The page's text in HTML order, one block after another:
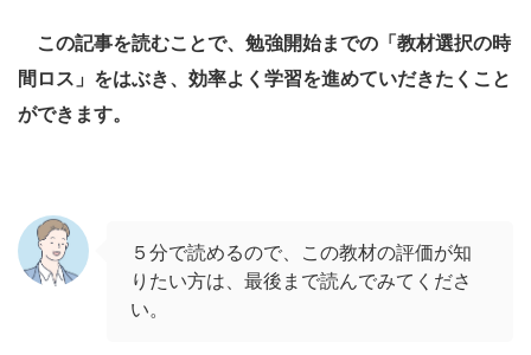
この記事を読むことで、勉強開始までの「教材選択の時
間ロス」をはぶき、効率よく学習を進めていだきたくこと
ができます。
５分で読めるので、この教材の評価が知
りたい方は、最後まで読んでみてくださ
い。